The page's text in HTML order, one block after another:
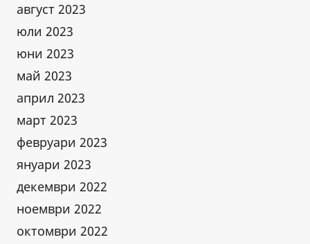
август 2023
юли 2023
юни 2023
май 2023
април 2023
март 2023
февруари 2023
януари 2023
декември 2022
ноември 2022
октомври 2022